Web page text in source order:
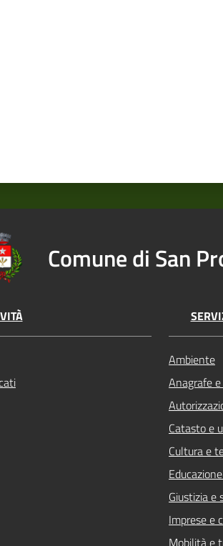
Comune di San
Ambiente
Anagrafe
Catasto e
Cultura e
Giustizia e
Imprese e
Mobilità e